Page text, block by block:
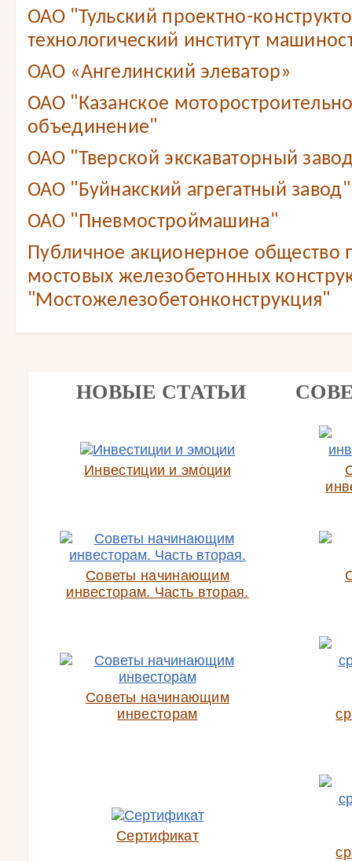
ОАО "Тульский проектно-
технологический институт
ОАО «Ангелинский элеватор»
ОАО "Казанское
объединение"
ОАО "Тверской экскаваторный
ОАО "Буйнакский агрегатный завод"
ОАО "Пневмостроймашина"
Публичное акционерное общество
мостовых железобетонных
"Мостожелезобетонконструкция"
НОВЫЕ СТАТЬИ
Инвестиции и эмоции
Советы начинающим
инвесторам. Часть вторая.
Советы начинающим
инвесторам
Сертификат